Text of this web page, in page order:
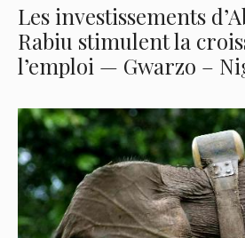
Les investissements
Rabiu stimulent la
l’emploi — Gwarzo –